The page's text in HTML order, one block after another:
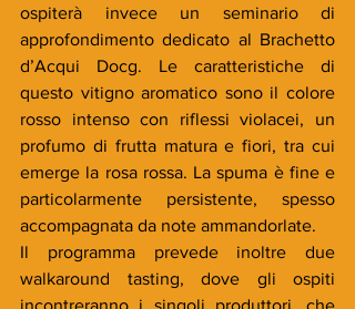
ospiterà invece un seminario di
approfondimento dedicato al Brachetto
d’Acqui Docg. Le caratteristiche di
questo vitigno aromatico sono il colore
rosso intenso con riflessi violacei, un
profumo di frutta matura e fiori, tra cui
emerge la rosa rossa. La spuma è fine e
particolarmente persistente, spesso
accompagnata da note ammandorlate.
Il programma prevede inoltre due
walkaround tasting, dove gli ospiti